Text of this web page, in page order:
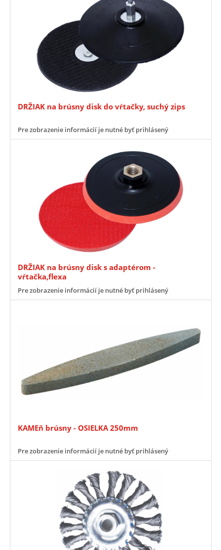
DRŽIAK na brúsny disk do vŕtačky, suchý zips
Pre zobrazenie informácií je nutné byť prihlásený
DRŽIAK na brúsny disk s adaptérom -
vŕtačka,flexa
Pre zobrazenie informácií je nutné byť prihlásený
KAMEň brúsny - OSIELKA 250mm
Pre zobrazenie informácií je nutné byť prihlásený